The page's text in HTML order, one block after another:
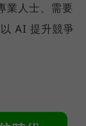
業人士、需要
AI 提升競爭